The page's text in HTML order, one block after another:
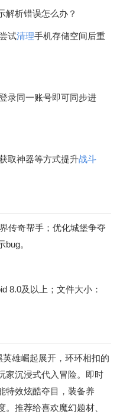
解析错误怎么办？
试清理手机存储空间后重
录同一账号即可同步进
取神器等方式提升战斗
传奇帮手；优化城堡争夺
。
8.0及以上；文件大小：
英雄崛起展开，环环相扣的
家沉浸式代入冒险。即时
特效炫酷夺目，装备养
推荐给喜欢魔幻题材、